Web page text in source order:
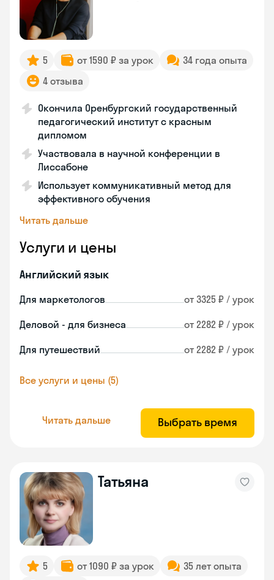
5 от 1590 ₽ за урок
34 года опыта
4 отзыва
Окончила Оренбургский государственный
педагогический институт с красным
дипломом
Участвовала в научной конференции в
Лиссабоне
Использует коммуникативный метод для
эффективного обучения
Читать дальше
Услуги и цены
Английский язык
Для маркетологов от 3325 ₽ / урок
Деловой - для бизнеса от 2282 ₽ / урок
Для путешествий от 2282 ₽ / урок
Все услуги и цены (5)
Читать дальше Выбрать время
Татьяна
5 от 1090 ₽ за урок
35 лет опыта